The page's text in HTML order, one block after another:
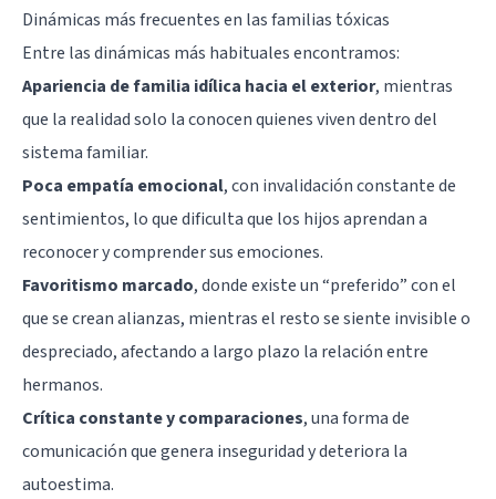
Dinámicas más frecuentes en las familias tóxicas
Entre las dinámicas más habituales encontramos:
Apariencia de familia idílica hacia el exterior, mientras
que la realidad solo la conocen quienes viven dentro del
sistema familiar.
Poca empatía emocional, con invalidación constante de
sentimientos, lo que dificulta que los hijos aprendan a
reconocer y comprender sus emociones.
Favoritismo marcado, donde existe un “preferido” con el
que se crean alianzas, mientras el resto se siente invisible o
despreciado, afectando a largo plazo la relación entre
hermanos.
Crítica constante y comparaciones, una forma de
comunicación que genera inseguridad y deteriora la
autoestima.